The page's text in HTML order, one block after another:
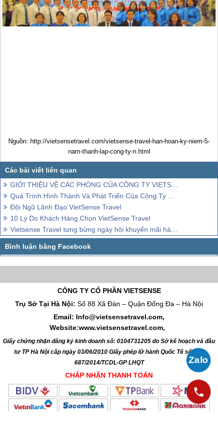
Nguồn: http://vietsensetravel.com/vietsense-travel-han-hoan-ky-niem-5-
nam-thanh-lap-cong-ty-n.html
GIỚI THIỆU VỀ CÁC PHÒNG CỦA CÔNG TY VIETSENSE TRAVEL
Quá Trình Hình Thành Và Phát Triển Của Công Ty VietSense
Đội Ngũ Lãnh Đạo VietSense Travel
10 Lý Do Khách Hàng Chọn VietSense Travel
Vietsense Travel tưng bừng ngày hội khuyến mãi hành trình Hà Nội
CÔNG TY CỔ PHẦN VIETSENSE
Trụ Sở Tại Hà Nội: Số 88 Xã Đàn – Quận Đống Đa – Hà Nội
Email: Info@vietsensetravel.com,
Website:www.vietsensetravel.com,
Giấy chứng nhận đăng ký kinh doanh số: 0104731205 do Sở kế hoạch và đầu
tư TP Hà Nội cấp ngày 03/06/2010 Giấy phép lữ hành Quốc Tế số: 01-
687/2014/TCDL-GP LHQT
CHẤP NHẬN THANH TOÁN